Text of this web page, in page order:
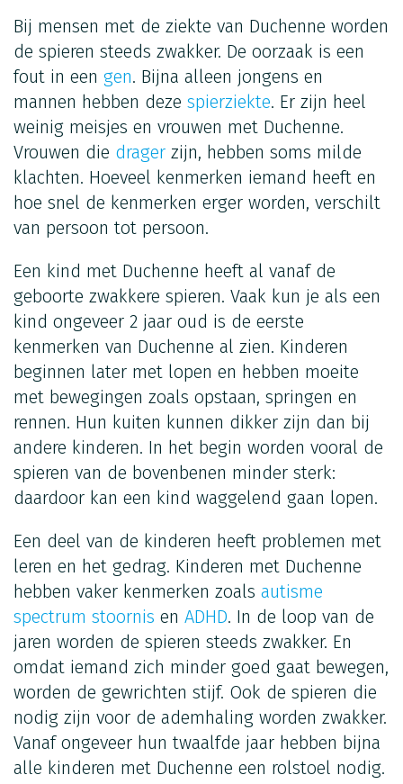
Bij mensen met de ziekte van Duchenne worden
de spieren steeds zwakker. De oorzaak is een
fout in een gen. Bijna alleen jongens en
mannen hebben deze spierziekte. Er zijn heel
weinig meisjes en vrouwen met Duchenne.
Vrouwen die drager zijn, hebben soms milde
klachten. Hoeveel kenmerken iemand heeft en
hoe snel de kenmerken erger worden, verschilt
van persoon tot persoon.
Een kind met Duchenne heeft al vanaf de
geboorte zwakkere spieren. Vaak kun je als een
kind ongeveer 2 jaar oud is de eerste
kenmerken van Duchenne al zien. Kinderen
beginnen later met lopen en hebben moeite
met bewegingen zoals opstaan, springen en
rennen. Hun kuiten kunnen dikker zijn dan bij
andere kinderen. In het begin worden vooral de
spieren van de bovenbenen minder sterk:
daardoor kan een kind waggelend gaan lopen.
Een deel van de kinderen heeft problemen met
leren en het gedrag. Kinderen met Duchenne
hebben vaker kenmerken zoals autisme
spectrum stoornis en ADHD. In de loop van de
jaren worden de spieren steeds zwakker. En
omdat iemand zich minder goed gaat bewegen,
worden de gewrichten stijf. Ook de spieren die
nodig zijn voor de ademhaling worden zwakker.
Vanaf ongeveer hun twaalfde jaar hebben bijna
alle kinderen met Duchenne een rolstoel nodig.